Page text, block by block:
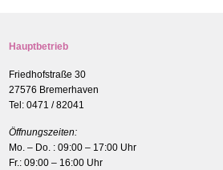
Hauptbetrieb
Friedhofstraße 30
27576 Bremerhaven
Tel: 0471 / 82041
Öffnungszeiten:
Mo. – Do. : 09:00 – 17:00 Uhr
Fr.: 09:00 – 16:00 Uhr